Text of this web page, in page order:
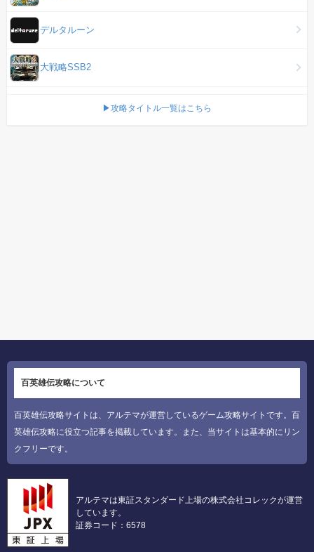
デルタルーン
大戦略SSB2
▶攻略タイトル一覧はこちら
百英雄伝攻略について
百英雄伝攻略サイトは、アルテマが運営しているゲーム攻略サイトです。百
英雄伝攻略に役立つ記事を掲載しています。また、当サイトは基本的にリン
クフリーです。
アルテマは東証スタンダード上場の株式会社コレックが運営
しています。
証券コード：6578